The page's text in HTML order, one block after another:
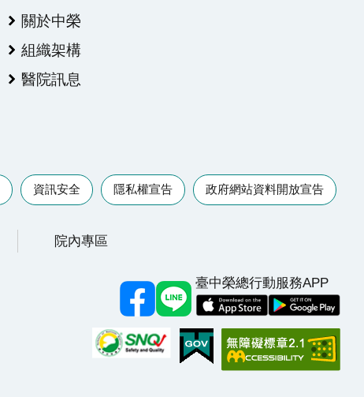
關於中榮
組織架構
醫院訊息
資訊安全 隱私權宣告 政府網站資料開放宣告
院內專區
臺中榮總行動服務APP